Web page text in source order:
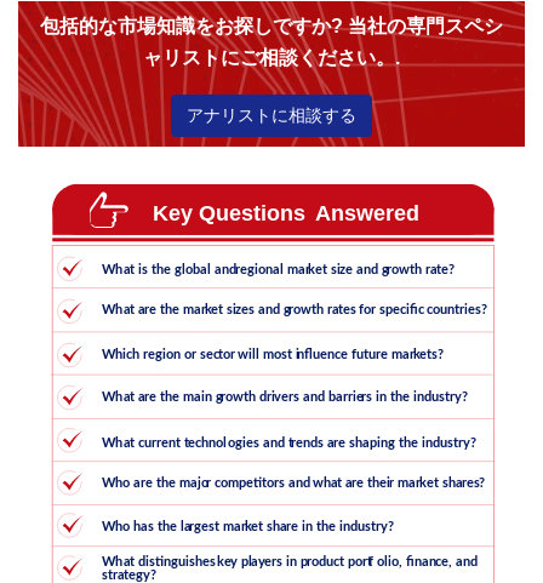
包括的な市場知識をお探しですか? 当社の専門スペシ
ャリストにご相談ください。.
アナリストに相談する